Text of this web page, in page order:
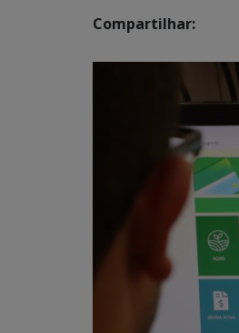
Compartilhar: